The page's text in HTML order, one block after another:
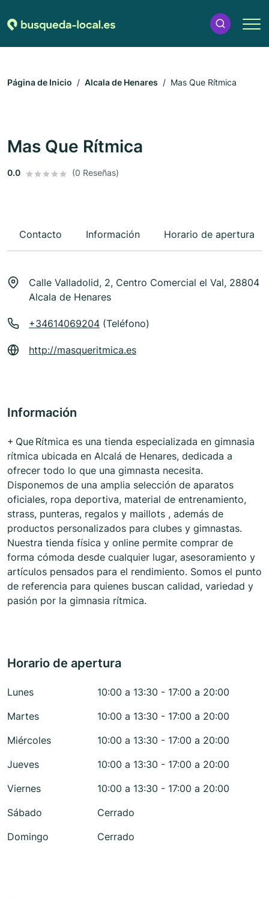
Página de Inicio Alcala de Henares Mas Que Rítmica
Mas Que Rítmica
0.0 (0 Reseñas)
Contacto Información Horario de apertura
Calle Valladolid, 2, Centro Comercial el Val, 28804
Alcala de Henares
+34614069204 (Teléfono)
http://masqueritmica.es
Información
+ Que Rítmica es una tienda especializada en gimnasia
rítmica ubicada en Alcalá de Henares, dedicada a
ofrecer todo lo que una gimnasta necesita.
Disponemos de una amplia selección de aparatos
oficiales, ropa deportiva, material de entrenamiento,
strass, punteras, regalos y maillots , además de
productos personalizados para clubes y gimnastas.
Nuestra tienda física y online permite comprar de
forma cómoda desde cualquier lugar, asesoramiento y
artículos pensados para el rendimiento. Somos el punto
de referencia para quienes buscan calidad, variedad y
pasión por la gimnasia rítmica.
Horario de apertura
Lunes
10:00 a 13:30 - 17:00 a 20:00
Martes
10:00 a 13:30 - 17:00 a 20:00
Miércoles
10:00 a 13:30 - 17:00 a 20:00
Jueves
10:00 a 13:30 - 17:00 a 20:00
Viernes
10:00 a 13:30 - 17:00 a 20:00
Sábado
Cerrado
Domingo
Cerrado